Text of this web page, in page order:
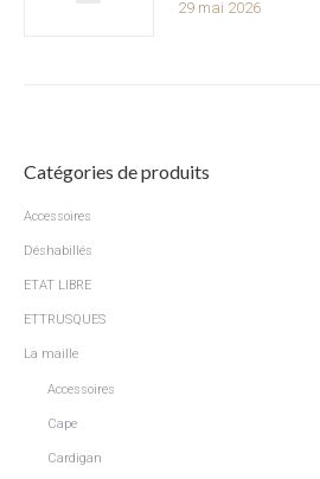
29 mai 2026
Catégories de produits
Accessoires
Déshabillés
ETAT LIBRE
ETTRUSQUES
La maille
Accessoires
Cape
Cardigan